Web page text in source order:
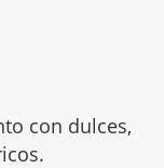
con dulces,